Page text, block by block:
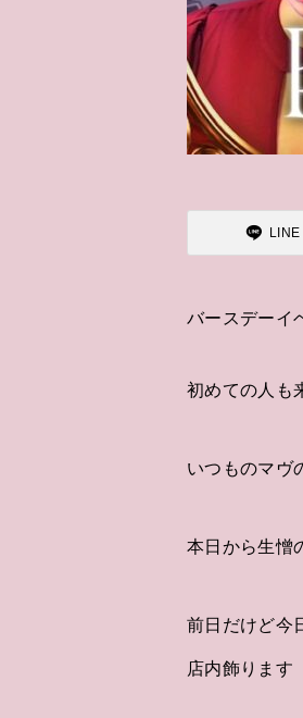
LINE
バースデーイ
初めての人も
いつものマヴ
本日から生憎
前日だけど今
店内飾ります